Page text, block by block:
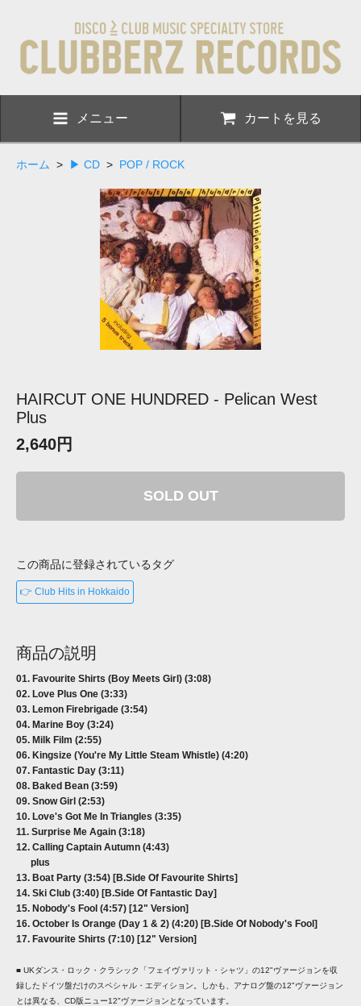
メニュー カートを見る
ホーム > ▶ CD > POP / ROCK
HAIRCUT ONE HUNDRED - Pelican West
Plus
2,640円
SOLD OUT
この商品に登録されているタグ
👉 Club Hits in Hokkaido
商品の説明
01. Favourite Shirts (Boy Meets Girl) (3:08)
02. Love Plus One (3:33)
03. Lemon Firebrigade (3:54)
04. Marine Boy (3:24)
05. Milk Film (2:55)
06. Kingsize (You're My Little Steam Whistle) (4:20)
07. Fantastic Day (3:11)
08. Baked Bean (3:59)
09. Snow Girl (2:53)
10. Love's Got Me In Triangles (3:35)
11. Surprise Me Again (3:18)
12. Calling Captain Autumn (4:43)
plus
13. Boat Party (3:54) [B.Side Of Favourite Shirts]
14. Ski Club (3:40) [B.Side Of Fantastic Day]
15. Nobody's Fool (4:57) [12" Version]
16. October Is Orange (Day 1 & 2) (4:20) [B.Side Of Nobody's Fool]
17. Favourite Shirts (7:10) [12" Version]
■ UKダンス・ロック・クラシック「フェイヴァリット・シャツ」の12"ヴァージョンを収
録したドイツ盤だけのスペシャル・エディション。しかも、アナログ盤の12"ヴァージョン
とは異なる、CD版ニュー12"ヴァージョンとなっています。